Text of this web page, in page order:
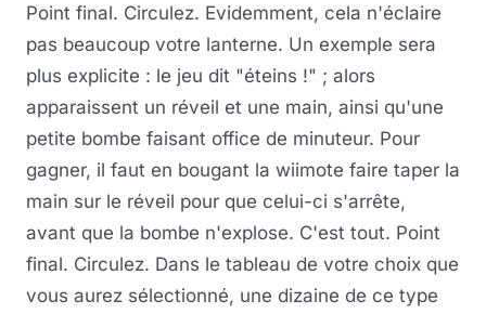
Point final. Circulez. Evidemment, cela n'éclaire
pas beaucoup votre lanterne. Un exemple sera
plus explicite : le jeu dit "éteins !" ; alors
apparaissent un réveil et une main, ainsi qu'une
petite bombe faisant office de minuteur. Pour
gagner, il faut en bougant la wiimote faire taper la
main sur le réveil pour que celui-ci s'arrête,
avant que la bombe n'explose. C'est tout. Point
final. Circulez. Dans le tableau de votre choix que
vous aurez sélectionné, une dizaine de ce type